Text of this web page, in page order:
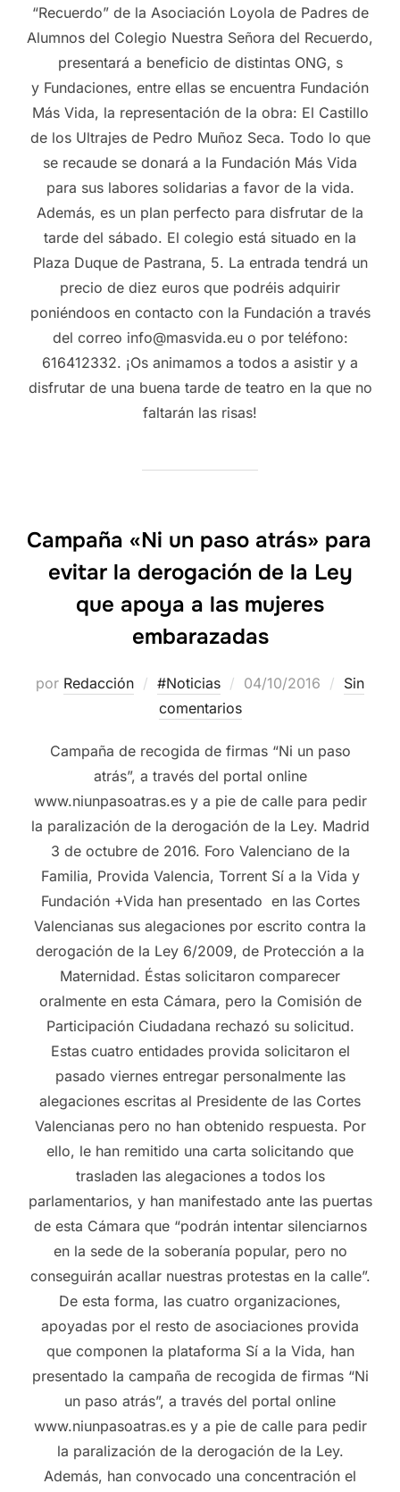
“Recuerdo” de la Asociación Loyola de Padres de
Alumnos del Colegio Nuestra Señora del Recuerdo,
presentará a beneficio de distintas ONG, s
y Fundaciones, entre ellas se encuentra Fundación
Más Vida, la representación de la obra: El Castillo
de los Ultrajes de Pedro Muñoz Seca. Todo lo que
se recaude se donará a la Fundación Más Vida
para sus labores solidarias a favor de la vida.
Además, es un plan perfecto para disfrutar de la
tarde del sábado. El colegio está situado en la
Plaza Duque de Pastrana, 5. La entrada tendrá un
precio de diez euros que podréis adquirir
poniéndoos en contacto con la Fundación a través
del correo info@masvida.eu o por teléfono:
616412332. ¡Os animamos a todos a asistir y a
disfrutar de una buena tarde de teatro en la que no
faltarán las risas!
Campaña «Ni un paso atrás» para
evitar la derogación de la Ley
que apoya a las mujeres
embarazadas
por Redacción #Noticias 04/10/2016
Sin
comentarios
Campaña de recogida de firmas “Ni un paso
atrás”, a través del portal online
www.niunpasoatras.es y a pie de calle para pedir
la paralización de la derogación de la Ley. Madrid
3 de octubre de 2016. Foro Valenciano de la
Familia, Provida Valencia, Torrent Sí a la Vida y
Fundación +Vida han presentado en las Cortes
Valencianas sus alegaciones por escrito contra la
derogación de la Ley 6/2009, de Protección a la
Maternidad. Éstas solicitaron comparecer
oralmente en esta Cámara, pero la Comisión de
Participación Ciudadana rechazó su solicitud.
Estas cuatro entidades provida solicitaron el
pasado viernes entregar personalmente las
alegaciones escritas al Presidente de las Cortes
Valencianas pero no han obtenido respuesta. Por
ello, le han remitido una carta solicitando que
trasladen las alegaciones a todos los
parlamentarios, y han manifestado ante las puertas
de esta Cámara que “podrán intentar silenciarnos
en la sede de la soberanía popular, pero no
conseguirán acallar nuestras protestas en la calle”.
De esta forma, las cuatro organizaciones,
apoyadas por el resto de asociaciones provida
que componen la plataforma Sí a la Vida, han
presentado la campaña de recogida de firmas “Ni
un paso atrás”, a través del portal online
www.niunpasoatras.es y a pie de calle para pedir
la paralización de la derogación de la Ley.
Además, han convocado una concentración el